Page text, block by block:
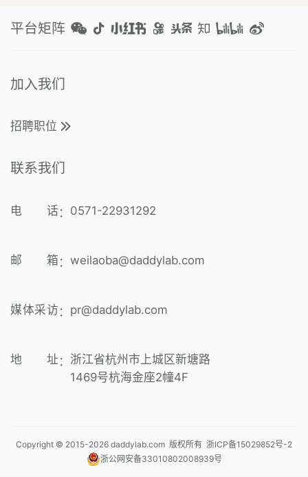
平台矩阵
加入我们
招聘职位
联系我们
电 话 ： 0571-22931292
邮 箱 ： weilaoba@daddylab.com
媒体采访 ： pr@daddylab.com
地 址 ： 浙江省杭州市上城区新塘路
1469号杭海金座2幢4F
Copyright © 2015-2026 daddylab.com 版权所有 浙ICP备15029852号-2
浙公网安备33010802008939号